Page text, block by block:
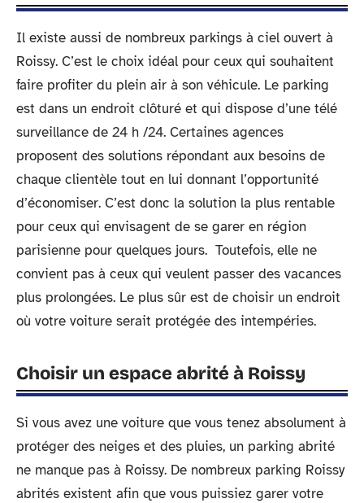
Il existe aussi de nombreux parkings à ciel ouvert à
Roissy. C’est le choix idéal pour ceux qui souhaitent
faire profiter du plein air à son véhicule. Le parking
est dans un endroit clôturé et qui dispose d’une télé
surveillance de 24 h /24. Certaines agences
proposent des solutions répondant aux besoins de
chaque clientèle tout en lui donnant l’opportunité
d’économiser. C’est donc la solution la plus rentable
pour ceux qui envisagent de se garer en région
parisienne pour quelques jours. Toutefois, elle ne
convient pas à ceux qui veulent passer des vacances
plus prolongées. Le plus sûr est de choisir un endroit
où votre voiture serait protégée des intempéries.
Choisir un espace abrité à Roissy
Si vous avez une voiture que vous tenez absolument à
protéger des neiges et des pluies, un parking abrité
ne manque pas à Roissy. De nombreux parking Roissy
abrités existent afin que vous puissiez garer votre